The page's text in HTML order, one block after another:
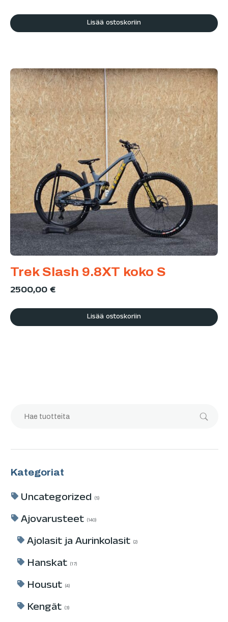
Lisää ostoskoriin
Trek Slash 9.8XT koko S
2500,00€
Lisää ostoskoriin
Kategoriat
Uncategorized 5
Ajovarusteet 140
Ajolasit ja Aurinkolasit 2
Hanskat 17
Housut 4
Kengät 3